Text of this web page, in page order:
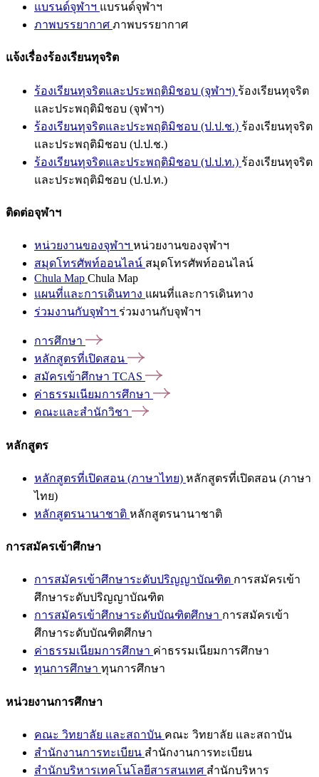
แบรนด์จุฬาฯ แบรนด์จุฬาฯ
ภาพบรรยากาศ ภาพบรรยากาศ
แจ้งเรื่องร้องเรียนทุจริต
ร้องเรียนทุจริตและประพฤติมิชอบ (จุฬาฯ) ร้องเรียนทุจริต
และประพฤติมิชอบ (จุฬาฯ)
ร้องเรียนทุจริตและประพฤติมิชอบ (ป.ป.ช.) ร้องเรียนทุจริต
และประพฤติมิชอบ (ป.ป.ช.)
ร้องเรียนทุจริตและประพฤติมิชอบ (ป.ป.ท.) ร้องเรียนทุจริต
และประพฤติมิชอบ (ป.ป.ท.)
ติดต่อจุฬาฯ
หน่วยงานของจุฬาฯ หน่วยงานของจุฬาฯ
สมุดโทรศัพท์ออนไลน์ สมุดโทรศัพท์ออนไลน์
Chula Map Chula Map
แผนที่และการเดินทาง แผนที่และการเดินทาง
ร่วมงานกับจุฬาฯ ร่วมงานกับจุฬาฯ
การศึกษา
หลักสูตรที่เปิดสอน
สมัครเข้าศึกษา TCAS
ค่าธรรมเนียมการศึกษา
คณะและสำนักวิชา
หลักสูตร
หลักสูตรที่เปิดสอน (ภาษาไทย) หลักสูตรที่เปิดสอน (ภาษา
ไทย)
หลักสูตรนานาชาติ หลักสูตรนานาชาติ
การสมัครเข้าศึกษา
การสมัครเข้าศึกษาระดับปริญญาบัณฑิต การสมัครเข้า
ศึกษาระดับปริญญาบัณฑิต
การสมัครเข้าศึกษาระดับบัณฑิตศึกษา การสมัครเข้า
ศึกษาระดับบัณฑิตศึกษา
ค่าธรรมเนียมการศึกษา ค่าธรรมเนียมการศึกษา
ทุนการศึกษา ทุนการศึกษา
หน่วยงานการศึกษา
คณะ วิทยาลัย และสถาบัน คณะ วิทยาลัย และสถาบัน
สำนักงานการทะเบียน สำนักงานการทะเบียน
สำนักบริหารเทคโนโลยีสารสนเทศ สำนักบริหาร